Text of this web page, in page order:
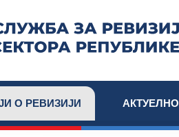
О РЕВИЗИЈИ АКТУЕЛНО